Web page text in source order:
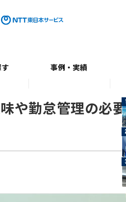
事例・実績
や勤怠管理の必